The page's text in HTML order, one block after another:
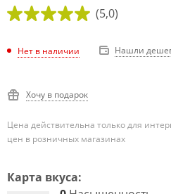
(5,0)
Нет в наличии Нашли
Хочу в подарок
Цена действительна только для
цен в розничных магазинах
Карта вкуса: